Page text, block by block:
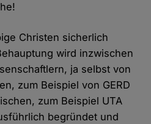
Christen sicherlich
wird inzwischen
ja selbst von
zum Beispiel von GERD
zum Beispiel UTA
begründet und